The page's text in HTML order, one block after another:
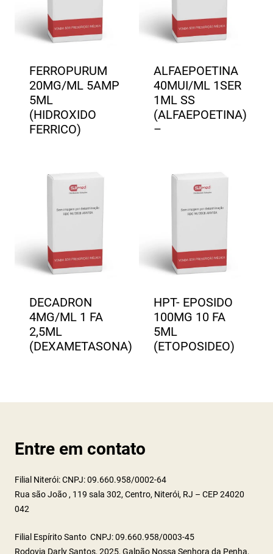
FERROPURUM
20MG/ML 5AMP
5ML
(HIDROXIDO
FERRICO)
ALFAEPOETINA
40MUI/ML 1SER
1ML SS
(ALFAEPOETINA)
–
DECADRON
4MG/ML 1 FA
2,5ML
(DEXAMETASONA)
HPT- EPOSIDO
100MG 10 FA
5ML
(ETOPOSIDEO)
Entre em contato
Filial Niterói: CNPJ: 09.660.958/0002-64
Rua são João , 119 sala 302, Centro, Niterói, RJ – CEP 24020
042
Filial Espírito Santo CNPJ: 09.660.958/0003-45
Rodovia Darly Santos, 2025, Galpão Nossa Senhora da Penha,